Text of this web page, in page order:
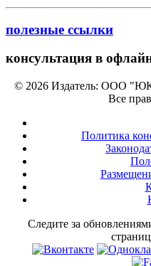
полезные ссылки
консультация в
© 2026 Издатель: ООО
Все
Политика
Следите за